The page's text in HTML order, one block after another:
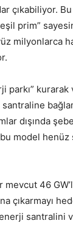
çıkabiliyor.
prim”
milyonlarca
parkı”
dışında
model henüz
mevcut 46
çıkarmayı
santralini